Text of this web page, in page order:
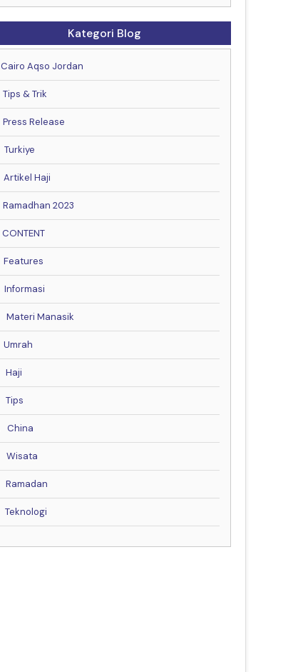
Kategori Blog
Cairo Aqso Jordan
Tips & Trik
Press Release
Turkiye
Artikel Haji
Ramadhan 2023
CONTENT
Features
Informasi
Materi Manasik
Umrah
Haji
Tips
China
Wisata
Ramadan
Teknologi